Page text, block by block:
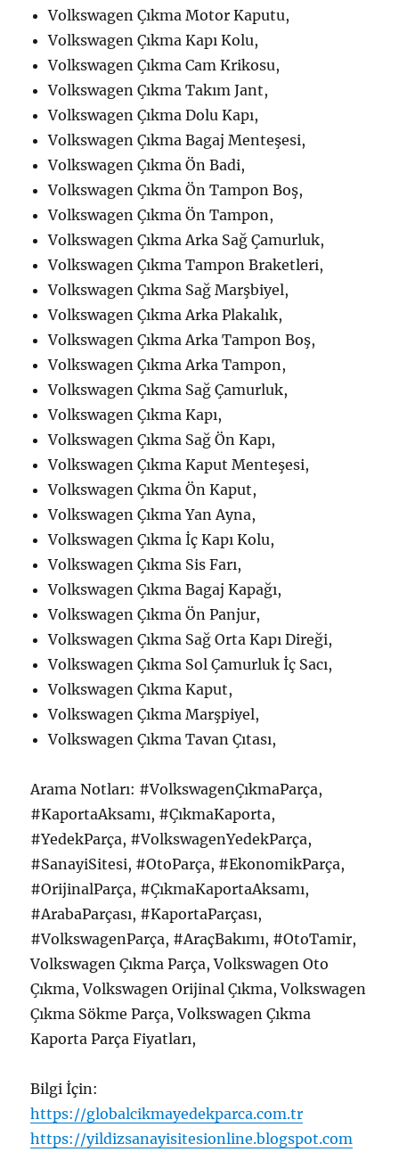
Volkswagen Çıkma Motor Kaputu,
Volkswagen Çıkma Kapı Kolu,
Volkswagen Çıkma Cam Krikosu,
Volkswagen Çıkma Takım Jant,
Volkswagen Çıkma Dolu Kapı,
Volkswagen Çıkma Bagaj Menteşesi,
Volkswagen Çıkma Ön Badi,
Volkswagen Çıkma Ön Tampon Boş,
Volkswagen Çıkma Ön Tampon,
Volkswagen Çıkma Arka Sağ Çamurluk,
Volkswagen Çıkma Tampon Braketleri,
Volkswagen Çıkma Sağ Marşbiyel,
Volkswagen Çıkma Arka Plakalık,
Volkswagen Çıkma Arka Tampon Boş,
Volkswagen Çıkma Arka Tampon,
Volkswagen Çıkma Sağ Çamurluk,
Volkswagen Çıkma Kapı,
Volkswagen Çıkma Sağ Ön Kapı,
Volkswagen Çıkma Kaput Menteşesi,
Volkswagen Çıkma Ön Kaput,
Volkswagen Çıkma Yan Ayna,
Volkswagen Çıkma İç Kapı Kolu,
Volkswagen Çıkma Sis Farı,
Volkswagen Çıkma Bagaj Kapağı,
Volkswagen Çıkma Ön Panjur,
Volkswagen Çıkma Sağ Orta Kapı Direği,
Volkswagen Çıkma Sol Çamurluk İç Sacı,
Volkswagen Çıkma Kaput,
Volkswagen Çıkma Marşpiyel,
Volkswagen Çıkma Tavan Çıtası,
Arama Notları: #VolkswagenÇıkmaParça,
#KaportaAksamı, #ÇıkmaKaporta,
#YedekParça, #VolkswagenYedekParça,
#SanayiSitesi, #OtoParça, #EkonomikParça,
#OrijinalParça, #ÇıkmaKaportaAksamı,
#ArabaParçası, #KaportaParçası,
#VolkswagenParça, #AraçBakımı, #OtoTamir,
Volkswagen Çıkma Parça, Volkswagen Oto
Çıkma, Volkswagen Orijinal Çıkma, Volkswagen
Çıkma Sökme Parça, Volkswagen Çıkma
Kaporta Parça Fiyatları,
Bilgi İçin:
https://globalcikmayedekparca.com.tr
https://yildizsanayisitesionline.blogspot.com